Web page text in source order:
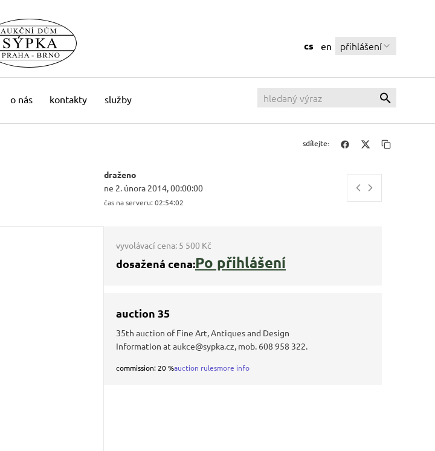
o nás kontakty služby
cs en přihlášení
sdílejte:
draženo
ne 2. února 2014, 00:00:00
čas na serveru: 02:54:03
vyvolávací cena: 5 500 Kč
dosažená cena:Po přihlášení
auction 35
35th auction of Fine Art, Antiques and Design
Information at aukce@sypka.cz, mob. 608 958 322.
commission: 20 %auction rulesmore info